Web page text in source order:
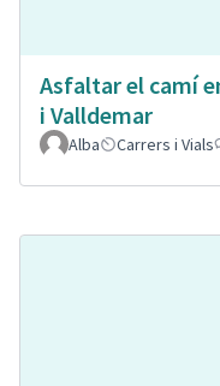
Asfaltar el camí
i Valldemar
Alba Carrers i Vials